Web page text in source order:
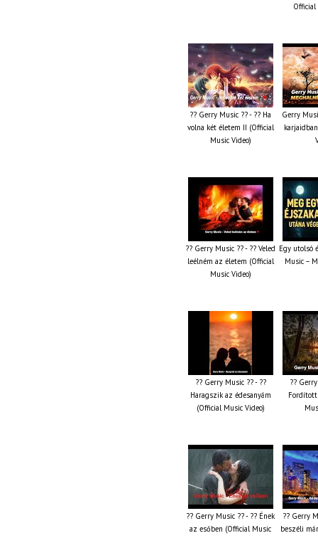
Official
?? Gerry Music ?? - ?? Ha
volna két életem II (Official
Music Video)
Gerry
?? Gerry Music ?? - ?? Veled
leélném az életem (Official
Music Video)
Egy utolsó
Music –
?? Gerry Music ?? - ??
Haragszik az édesanyám
(Official Music Video)
??
?? Gerry Music ?? - ?? Ének
az esőben (Official Music
?? Gerry
beszéli